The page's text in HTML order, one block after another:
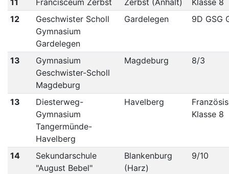
12
Geschwister Scholl
Gymnasium
Gardelegen
Gardelegen 9D GSG
13
Gymnasium
Geschwister-Scholl
Magdeburg
Magdeburg 8/3
13
Diesterweg-
Gymnasium
Tangermünde-
Havelberg
Havelberg
Klasse 8
14
Sekundarschule
"August Bebel"
Blankenburg
(Harz)
9/10